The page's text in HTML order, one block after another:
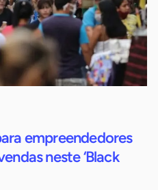
empreendedores
neste ‘Black